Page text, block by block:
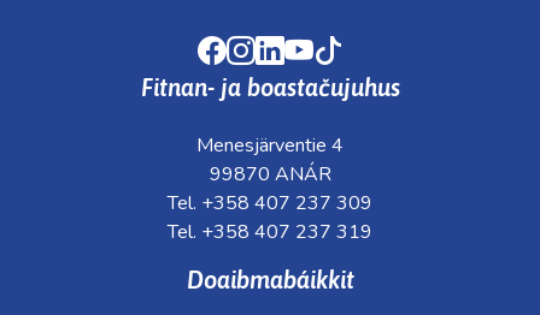
Facebook
Instagram
LinkedIn
Youtube
Fitnan- ja boastačujuhus
Menesjärventie 4
99870 ANÁR
Tel. +358 407 237 309
Tel. +358 407 237 319
Doaibmabáikkit